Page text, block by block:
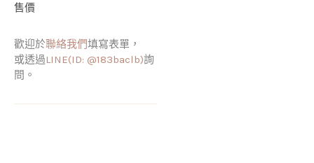
售價
歡迎於聯絡我們填寫表單，
或透過LINE(ID: @183baclb)詢
問。